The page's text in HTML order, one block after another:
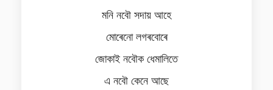
মনি নবৌ সদায় আহে
মোৰেনো লগৰবোৰে
জোকাই নবৌক ধেমালিতে
এ নবৌ কেনে আছে